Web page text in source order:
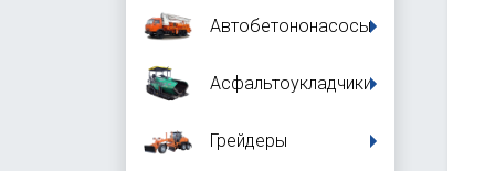
Автобетононасосы
Асфальтоукладчики
Грейдеры